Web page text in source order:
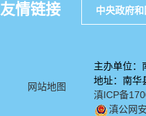
友情链接 中央政府
网站地图
主办单位
地址：南
滇ICP备
滇公网